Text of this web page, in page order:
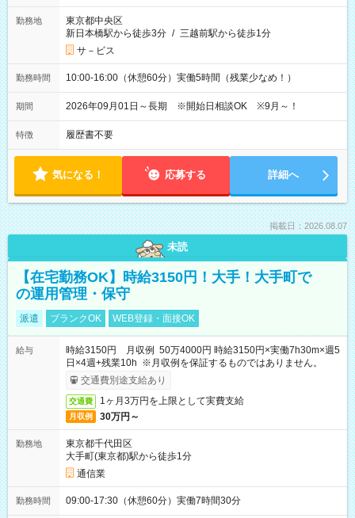
勤務地
東京都中央区
新日本橋駅から徒歩3分 / 三越前駅から徒歩1分
サ－ビス
勤務時間 10:00-16:00（休憩60分）実働5時間（残業少なめ！）
期間 2026年09月01日～長期 ※開始日相談OK ※9月～！
特徴 履歴書不要
気になる！ 応募する 詳細へ
掲載日：2026.08.07
未読
【在宅勤務OK】時給3150円！大手！大手町で
の運用管理・保守
派遣 ブランクOK WEB登録・面接OK
給与
時給3150円 月収例 50万4000円 時給3150円×実働7h30m×週5
日×4週+残業10h ※月収例を保証するものではありません。
交通費別途支給あり
交通費 1ヶ月3万円を上限として実費支給
月収例 30万円～
勤務地
東京都千代田区
大手町(東京都)駅から徒歩1分
通信業
勤務時間 09:00-17:30（休憩60分）実働7時間30分